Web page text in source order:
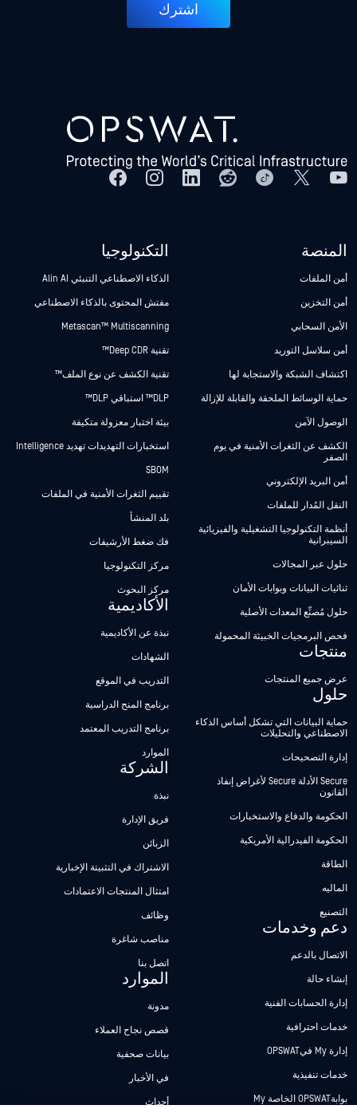
اشترك
المنصة
أمن الملفات
أمن التخزين
الأمن السحابي
أمن سلاسل التوريد
اكتشاف الشبكة والاستجابة لها
حماية الوسائط الملحقة والقابلة للإزالة
الوصول الآمن
الكشف عن الثغرات الأمنية في يوم
الصفر
أمن البريد الإلكتروني
النقل المُدار للملفات
أنظمة التكنولوجيا التشغيلية والفيزيائية
السيبرانية
حلول عبر المجالات
ثنائيات البيانات وبوابات الأمان
حلول مُصنِّع المعدات الأصلية
فحص البرمجيات الخبيثة المحمولة
منتجات
عرض جميع المنتجات
حلول
حماية البيانات التي تشكل أساس الذكاء
الاصطناعي والتحليلات
إدارة التصحيحات
Secure الأدلة Secure لأغراض إنفاذ
القانون
الحكومة والدفاع والاستخبارات
الحكومة الفيدرالية الأمريكية
الطاقة
الماليه
التصنيع
دعم وخدمات
الاتصال بالدعم
إنشاء حالة
إدارة الحسابات الفنية
خدمات احترافية
إدارة My فيOPSWAT
خدمات تنفيذية
بوابةOPSWAT الخاصة My
التكنولوجيا
الذكاء الاصطناعي التنبئي Alin AI
مفتش المحتوى بالذكاء الاصطناعي
Metascan™ Multiscanning
تقنية Deep CDR™
تقنية الكشف عن نوع الملف™
DLP™ استباقي DLP™
بيئة اختبار معزولة متكيفة
استخبارات التهديدات تهديد Intelligence
SBOM
تقييم الثغرات الأمنية في الملفات
بلد المنشأ
فك ضغط الأرشيفات
مركز التكنولوجيا
مركز البحوث
الأكاديمية
نبذة عن الأكاديمية
الشهادات
التدريب في الموقع
برنامج المنح الدراسية
برنامج التدريب المعتمد
الموارد
الشركة
نبذة
فريق الإدارة
الزبائن
الاشتراك في التثبيتة الإخبارية
امتثال المنتجات الاعتمادات
وظائف
مناصب شاغرة
اتصل بنا
الموارد
مدونة
قصص نجاح العملاء
بيانات صحفية
في الأخبار
أحداث